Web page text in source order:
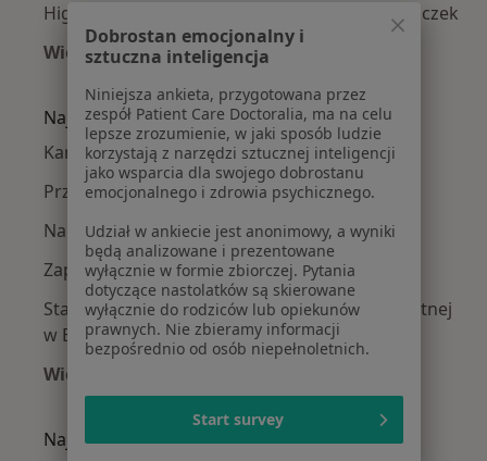
Higienistki/higieniści stomatologiczni Białostoczek
Więcej (6)
Najczęście leczone choroby
Kamień nazębny w Białymstoku
Przebarwienia zębów w Białymstoku
Nadwrażliwość zębów w Białymstoku
Zapalenie dziąseł w Białymstoku
Stany zapalne dziąseł i błony śluzowej jamy ustnej
w Białymstoku
Więcej (15)
Więcej w kategorii: Najczęście leczone
Najpopularniejsze ubezpieczenia
Dobrostan emocjonalny i
sztuczna inteligencja
Niniejsza ankieta, przygotowana przez
zespół Patient Care Doctoralia, ma na celu
lepsze zrozumienie, w jaki sposób ludzie
korzystają z narzędzi sztucznej inteligencji
jako wsparcia dla swojego dobrostanu
emocjonalnego i zdrowia psychicznego.
Udział w ankiecie jest anonimowy, a wyniki
będą analizowane i prezentowane
wyłącznie w formie zbiorczej. Pytania
dotyczące nastolatków są skierowane
wyłącznie do rodziców lub opiekunów
prawnych. Nie zbieramy informacji
bezpośrednio od osób niepełnoletnich.
Start survey